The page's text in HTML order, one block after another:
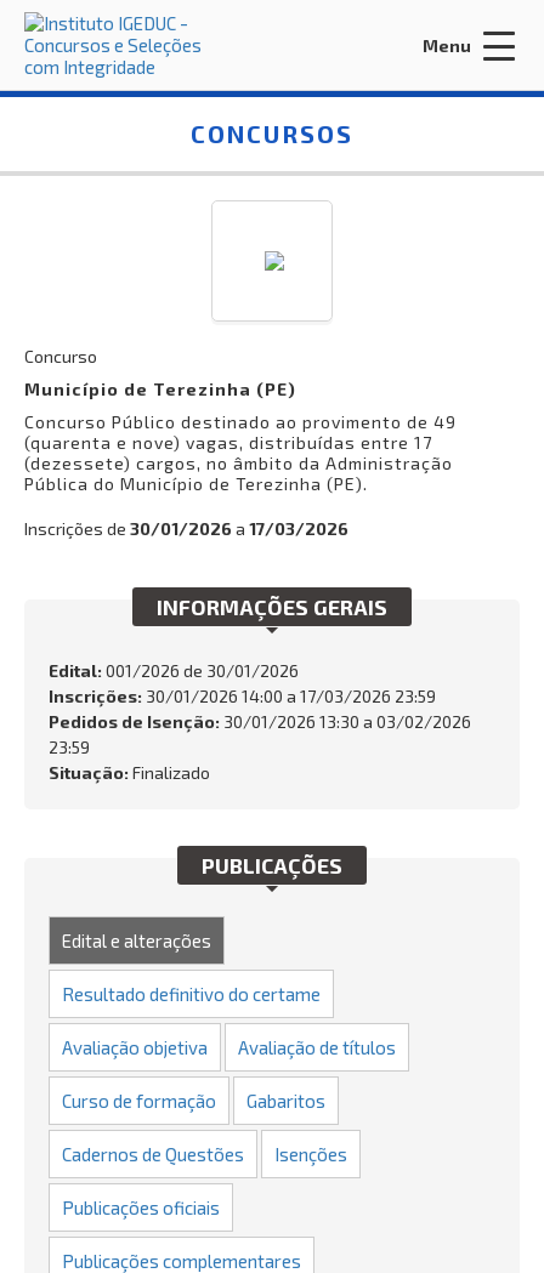
Acessar Área do Candidato:
INÍCIO
CONTRATE-NOS
EDITORA IGEDUC
Busca:
Menu
CONCURSOS
Concurso
Município de Terezinha (PE)
Concurso Público destinado ao provimento de 49
(quarenta e nove) vagas, distribuídas entre 17
(dezessete) cargos, no âmbito da Administração
Pública do Município de Terezinha (PE).
Inscrições de 30/01/2026 a 17/03/2026
INFORMAÇÕES GERAIS
Edital: 001/2026 de 30/01/2026
Inscrições: 30/01/2026 14:00 a 17/03/2026 23:59
Pedidos de Isenção: 30/01/2026 13:30 a 03/02/2026
23:59
Situação: Finalizado
PUBLICAÇÕES
Edital e alterações
Resultado definitivo do certame
Avaliação objetiva Avaliação de títulos
Curso de formação Gabaritos
Cadernos de Questões Isenções
Publicações oficiais
Publicações complementares